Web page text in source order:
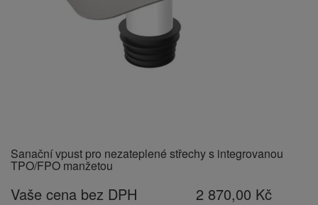
Sanační vpust pro nezateplené střechy s integrovanou
TPO/FPO manžetou
Vaše cena bez DPH 2 870,00 Kč